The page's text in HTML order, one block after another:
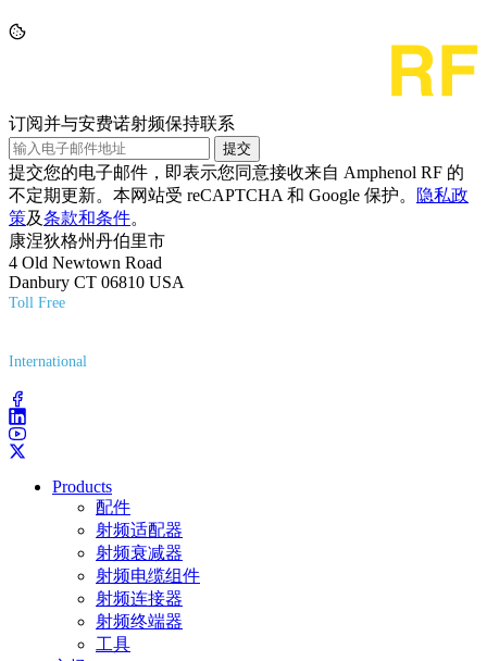
订阅并与安费诺射频保持联系
提交
提交您的电子邮件，即表示您同意接收来自 Amphenol RF 的
不定期更新。本网站受 reCAPTCHA 和 Google 保护。
隐私政
策及条款和条件。
康涅狄格州丹伯里市
4 Old Newtown Road
Danbury CT 06810 USA
Toll Free
International
Products
配件
射频适配器
射频衰减器
射频电缆组件
射频连接器
射频终端器
工具